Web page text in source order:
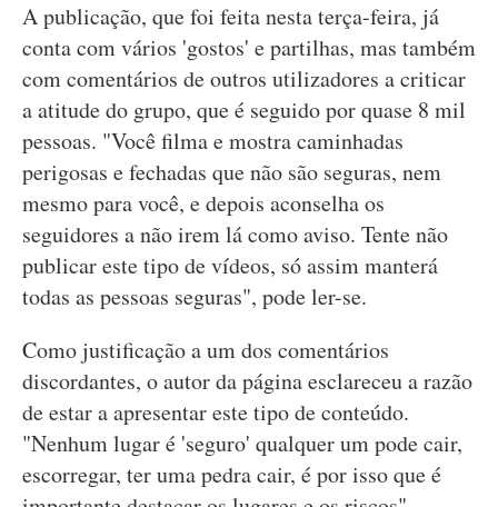
A publicação, que foi feita nesta terça-feira, já
conta com vários 'gostos' e partilhas, mas também
com comentários de outros utilizadores a criticar
a atitude do grupo, que é seguido por quase 8 mil
pessoas. "Você filma e mostra caminhadas
perigosas e fechadas que não são seguras, nem
mesmo para você, e depois aconselha os
seguidores a não irem lá como aviso. Tente não
publicar este tipo de vídeos, só assim manterá
todas as pessoas seguras", pode ler-se.
Como justificação a um dos comentários
discordantes, o autor da página esclareceu a razão
de estar a apresentar este tipo de conteúdo.
"Nenhum lugar é 'seguro' qualquer um pode cair,
escorregar, ter uma pedra cair, é por isso que é